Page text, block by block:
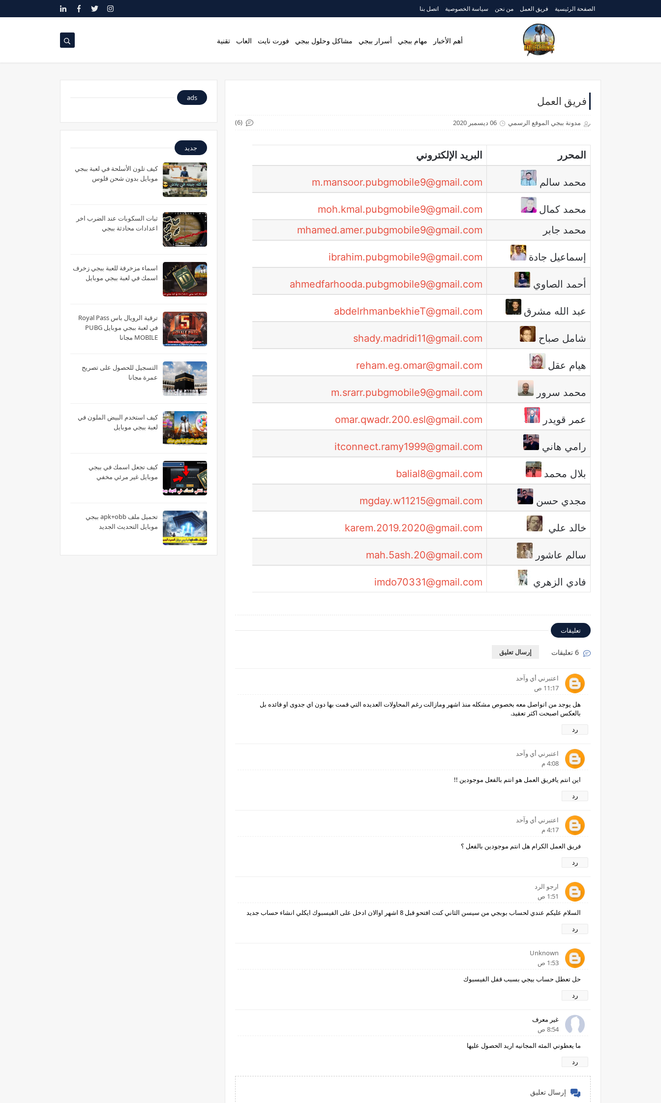
الصفحة الرئيسية فريق العمل من نحن سياسة الخصوصية اتصل بنا
أهم الأخبار مهام ببجي أسرار ببجي مشاكل وحلول ببجي فورت نايت العاب تقنية
فريق العمل
مدونة ببجي الموقع الرسمي 06 ديسمبر 2020 (6)
المحرر البريد الإلكتروني
محمد سالم m.mansoor.pubgmobile9@gmail.com
محمد كمال
moh.kmal.pubgmobile9@gmail.com
محمد جابر
mhamed.amer.pubgmobile9@gmail.com
إسماعيل جادة ibrahim.pubgmobile9@gmail.com
أحمد الصاوي ahmedfarhooda.pubgmobile9@gmail.com
عبد الله مشرق abdelrhmanbekhieT@gmail.com
شامل صباح shady.madridi11@gmail.com
هيام عقل reham.eg.omar@gmail.com
محمد سرور m.srarr.pubgmobile9@gmail.com
عمر قويدر omar.qwadr.200.esl@gmail.com
رامي هاني itconnect.ramy1999@gmail.com
بلال محمد balial8@gmail.com
مجدي حسن mgday.w11215@gmail.com
خالد علي karem.2019.2020@gmail.com
سالم عاشور mah.5ash.20@gmail.com
فادي الزهري imdo70331@gmail.com
تعليقات
إرسال تعليق
اعتبرني أي وآحد
11:17 ص
هل يوجد من اتواصل معه بخصوص مشكله منذ اشهر ومازالت رغم المحاولات العديده التي قمت بها دون اي جدوى او فائده بل
بالعكس اصبحت اكثر تعقيد.
رد
اعتبرني أي وآحد
4:08 م
اين انتم يافريق العمل هو انتم بالفعل موجودين !!
رد
اعتبرني أي وآحد
4:17 م
فريق العمل الكرام هل انتم موجودين بالفعل ؟
رد
ارجو الرد
1:51 ص
السلام عليكم عندي لحساب بوبجي من سيسن الثاني كنت افتحو قبل 8 اشهر اوالان ادخل على الفيسبوك ايكلي انشاء حساب جديد
رد
Unknown
1:53 ص
حل تعطل حساب بيجي بسبب قفل الفيسبوك
رد
غير معرف
8:54 ص
ما يعطوني المئه المجانيه اريد الحصول عليها
رد
إرسال تعليق
ads
جديد
كيف تلون الأسلحة في لعبة ببجي
موبايل بدون شحن فلوس
ثبات السكوبات عند الضرب اخر
اعدادات محادثة ببجي
اسماء مزخرفة للعبة ببجي زخرف
اسمك في لعبة ببجي موبايل
ترقية الرويال باس Royal Pass
في لعبة ببجي موبايل PUBG
MOBILE مجانا
التسجيل للحصول على تصريح
عمرة مجانا
كيف استخدم البيض الملون في
لعبة ببجي موبايل
كيف تجعل اسمك في ببجي
موبايل غير مرئي مخفي
تحميل ملف apk+obb ببجي
موبايل التحديث الجديد